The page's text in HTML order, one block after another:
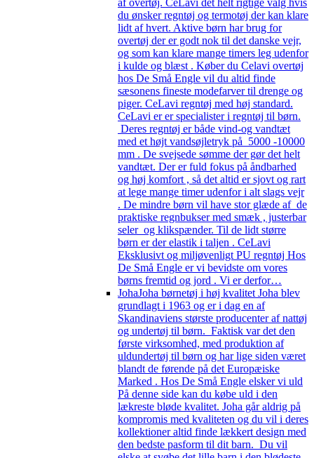
du ønsker regntøj og termotøj der kan klare
lidt af hvert. Aktive børn har brug for
overtøj der er godt nok til det danske vejr,
og som kan klare mange timers leg udenfor
i kulde og blæst . Køber du Celavi overtøj
hos De Små Engle vil du altid finde
sæsonens fineste modefarver til drenge og
piger. CeLavi regntøj med høj standard.
CeLavi er er specialister i regntøj til børn.
Deres regntøj er både vind-og vandtæt
med et højt vandsøjletryk på 5000 -10000
mm . De svejsede sømme der gør det helt
vandtæt. Der er fuld fokus på åndbarhed
og høj komfort , så det altid er sjovt og rart
at lege mange timer udenfor i alt slags vejr
. De mindre børn vil have stor glæde af de
praktiske regnbukser med smæk , justerbar
seler og klikspænder. Til de lidt større
børn er der elastik i taljen . CeLavi
Eksklusivt og miljøvenligt PU regntøj Hos
De Små Engle er vi bevidste om vores
børns fremtid og jord . Vi er derfor…
JohaJoha børnetøj i høj kvalitet Joha blev
grundlagt i 1963 og er i dag en af
Skandinaviens største producenter af nattøj
og undertøj til børn. Faktisk var det den
første virksomhed, med produktion af
uldundertøj til børn og har lige siden været
blandt de førende på det Europæiske
Marked . Hos De Små Engle elsker vi uld
På denne side kan du købe uld i den
lækreste bløde kvalitet. Joha går aldrig på
kompromis med kvaliteten og du vil i deres
kollektioner altid finde lækkert design med
den bedste pasform til dit barn. Du vil